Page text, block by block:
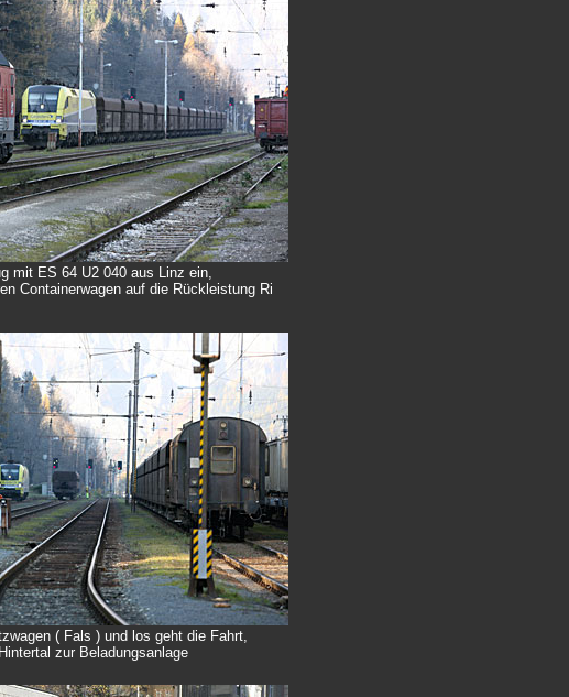
mit ES 64 U2 040 aus Linz ein,
Containerwagen auf die Rückleistung Ri
( Fals ) und los geht die Fahrt,
zur Beladungsanlage